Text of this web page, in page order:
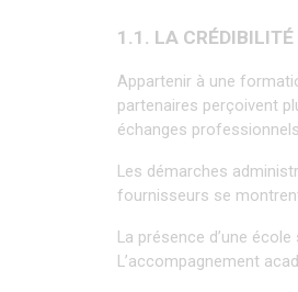
1.1. LA
Appartenir à une
partenaires perçoivent
échanges
Les démarches
fournisseurs se
La présence d’une
L’accompagnement